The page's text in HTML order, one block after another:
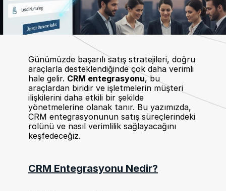
Günümüzde başarılı satış stratejileri, doğru
araçlarla desteklendiğinde çok daha verimli
hale gelir. CRM entegrasyonu, bu
araçlardan biridir ve işletmelerin müşteri
ilişkilerini daha etkili bir şekilde
yönetmelerine olanak tanır. Bu yazımızda,
CRM entegrasyonunun satış süreçlerindeki
rolünü ve nasıl verimlilik sağlayacağını
keşfedeceğiz.
CRM Entegrasyonu Nedir?